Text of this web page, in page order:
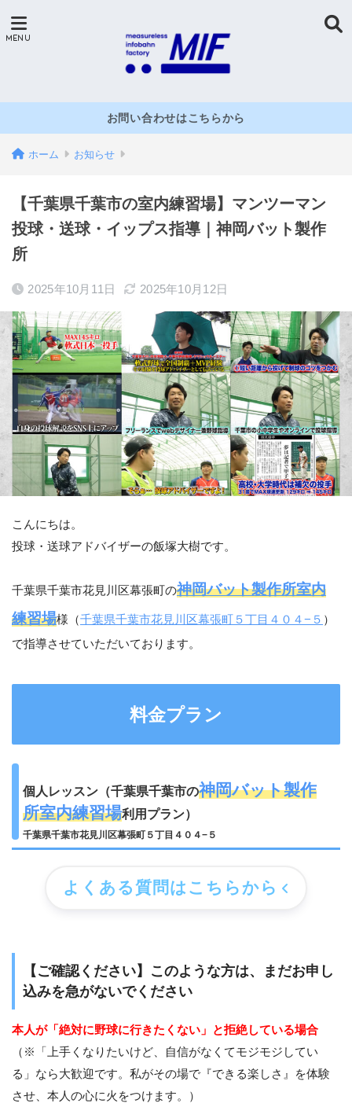
お問い合わせはこちらから
ホーム お知らせ
【千葉県千葉市の室内練習場】マンツーマン
投球・送球・イップス指導｜神岡バット製作
所
2025年10月11日 2025年10月12日
こんにちは。
投球・送球アドバイザーの飯塚大樹です。
千葉県千葉市花見川区幕張町の神岡バット製作所室内
練習場様（千葉県千葉市花見川区幕張町５丁目４０４−５ ）
で指導させていただいております。
料金プラン
個人レッスン（千葉県千葉市の神岡バット製作
所室内練習場利用プラン）
千葉県千葉市花見川区幕張町５丁目４０４−５
よくある質問はこちらから
【ご確認ください】このような方は、まだお申し
込みを急がないでください
本人が「絶対に野球に行きたくない」と拒絶している場合
（※「上手くなりたいけど、自信がなくてモジモジしてい
る」なら大歓迎です。私がその場で『できる楽しさ』を体験
させ、本人の心に火をつけます。）